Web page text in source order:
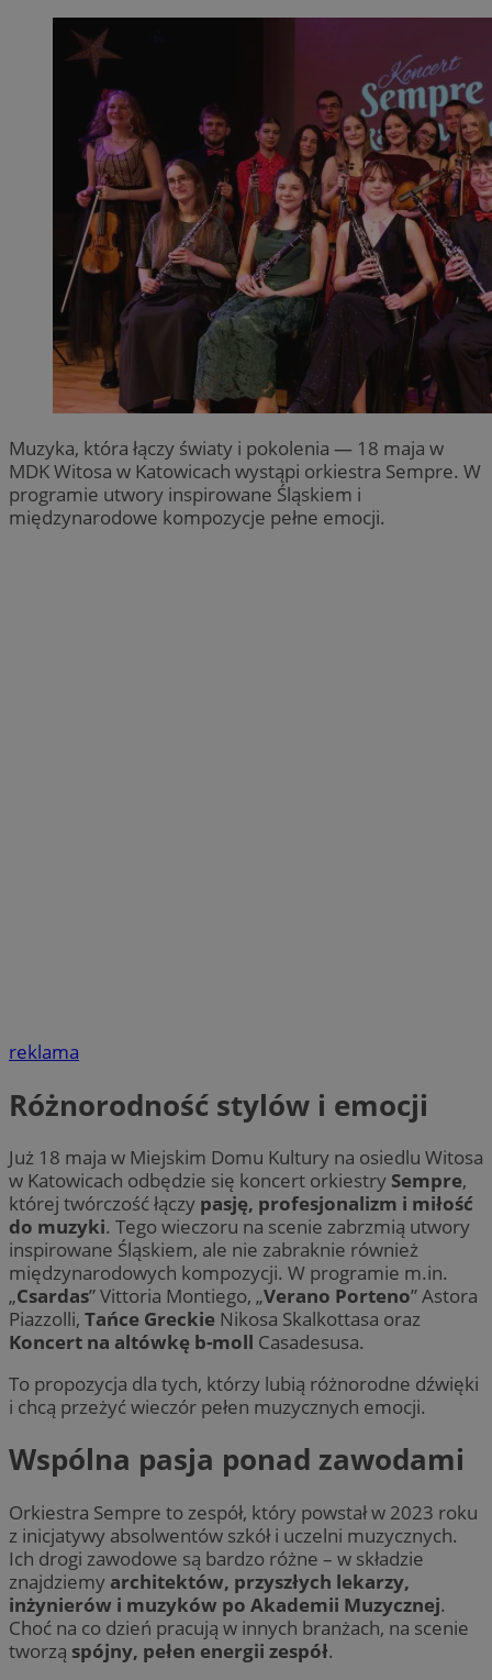
Muzyka, która łączy światy i pokolenia — 18 maja w
MDK Witosa w Katowicach wystąpi orkiestra Sempre. W
programie utwory inspirowane Śląskiem i
międzynarodowe kompozycje pełne emocji.
reklama
Różnorodność stylów i emocji
Już 18 maja w Miejskim Domu Kultury na osiedlu Witosa
w Katowicach odbędzie się koncert orkiestry Sempre,
której twórczość łączy pasję, profesjonalizm i miłość
do muzyki. Tego wieczoru na scenie zabrzmią utwory
inspirowane Śląskiem, ale nie zabraknie również
międzynarodowych kompozycji. W programie m.in.
„Csardas” Vittoria Montiego, „Verano Porteno” Astora
Piazzolli, Tańce Greckie Nikosa Skalkottasa oraz
Koncert na altówkę b-moll Casadesusa.
To propozycja dla tych, którzy lubią różnorodne dźwięki
i chcą przeżyć wieczór pełen muzycznych emocji.
Wspólna pasja ponad zawodami
Orkiestra Sempre to zespół, który powstał w 2023 roku
z inicjatywy absolwentów szkół i uczelni muzycznych.
Ich drogi zawodowe są bardzo różne – w składzie
znajdziemy architektów, przyszłych lekarzy,
inżynierów i muzyków po Akademii Muzycznej.
Choć na co dzień pracują w innych branżach, na scenie
tworzą spójny, pełen energii zespół.